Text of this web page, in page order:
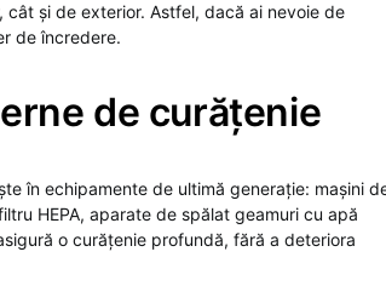
și de exterior. Astfel, dacă ai nevoie de
de încredere.
de curățenie
în echipamente de ultimă generație: mașini
HEPA, aparate de spălat geamuri cu apă
o curățenie profundă, fără a deteriora